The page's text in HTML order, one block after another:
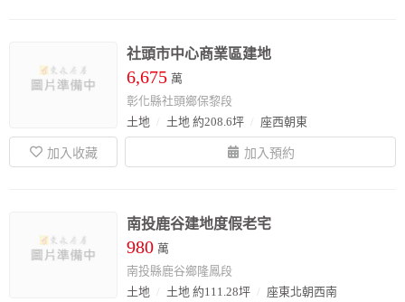
社頭市中心商業區建地
6,675 萬
彰化縣社頭鄉保黎段
土地
土地 約208.6坪 座西朝東
南投鹿谷建地度假老宅
980 萬
南投縣鹿谷鄉隆鳳段
土地
土地 約111.28坪 座東北朝西南